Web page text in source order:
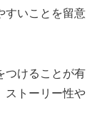
すいことを留意
つけることが有
ストーリー性や